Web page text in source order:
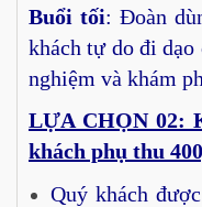
Buổi tối: Đoàn
khách tự do đi
nghiệm và khám
LỰA CHỌN 02:
khách phụ thu 40
Quý khách